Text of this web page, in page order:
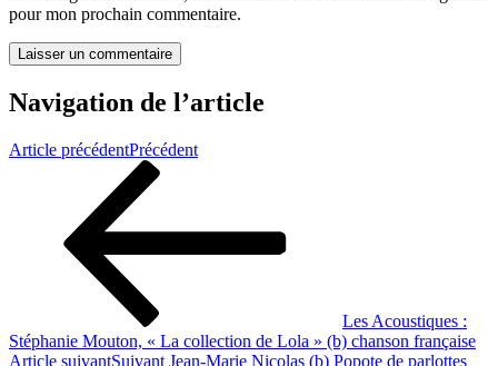
pour mon prochain commentaire.
Navigation de l’article
Article précédentPrécédent
Les Acoustiques :
Stéphanie Mouton, « La collection de Lola » (b) chanson française
Article suivantSuivant Jean-Marie Nicolas (b) Popote de parlottes